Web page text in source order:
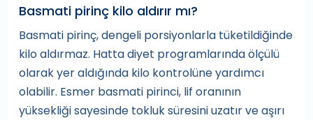
Basmati pirinç kilo aldırır mı?
Basmati pirinç, dengeli porsiyonlarla tüketildiğinde
kilo aldırmaz. Hatta diyet programlarında ölçülü
olarak yer aldığında kilo kontrolüne yardımcı
olabilir. Esmer basmati pirinci, lif oranının
yüksekliği sayesinde tokluk süresini uzatır ve aşırı